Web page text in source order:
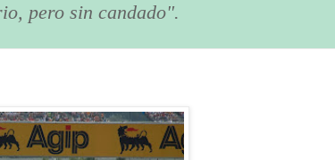
pero sin candado".